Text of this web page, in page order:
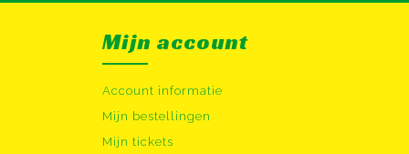
Mijn account
Account informatie
Mijn bestellingen
Mijn tickets